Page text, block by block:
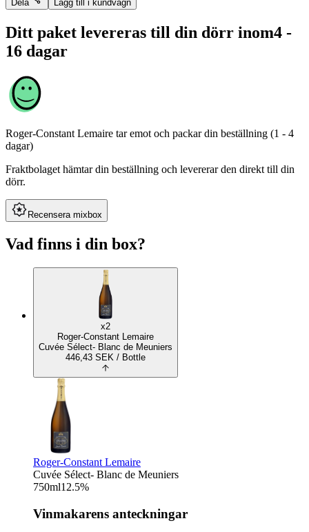
Dela Lägg till i kundvagn
Ditt paket levereras till din dörr inom4 -
16 dagar
Roger-Constant Lemaire tar emot och packar din beställning (1 - 4
dagar)
Fraktbolaget hämtar din beställning och levererar den direkt till din
dörr.
Recensera mixbox
Vad finns i din box?
x2
Roger-Constant Lemaire
Cuvée Sélect- Blanc de Meuniers
446,43 SEK / Bottle
Roger-Constant Lemaire
Cuvée Sélect- Blanc de Meuniers
750ml12.5%
Vinmakarens anteckningar